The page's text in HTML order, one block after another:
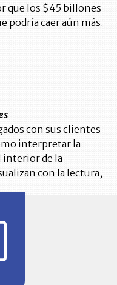
que los $45 billones
podría caer aún más.
con sus clientes
interpretar la
interior de la
con la lectura,